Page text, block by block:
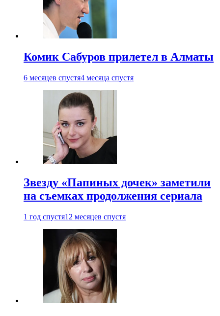
Комик Сабуров прилетел в Алматы
6 месяцев спустя4 месяца спустя
Звезду «Папиных дочек» заметили
на съемках продолжения сериала
1 год спустя12 месяцев спустя